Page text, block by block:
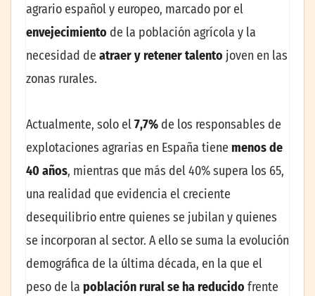
agrario español y europeo, marcado por el
envejecimiento de la población agrícola y la
necesidad de atraer y retener talento joven en las
zonas rurales.
Actualmente, solo el7,7% de los responsables de
explotaciones agrarias en España tiene menos de
40 años, mientras que más del 40% supera los 65,
una realidad que evidencia el creciente
desequilibrio entre quienes se jubilan y quienes
se incorporan al sector. A ello se suma la evolución
demográfica de la última década, en la que el
peso de la población rural se ha reducido frente